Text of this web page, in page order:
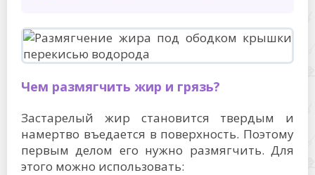
Чем размягчить жир и грязь?
Застарелый жир становится твердым и
намертво въедается в поверхность. Поэтому
первым делом его нужно размягчить. Для
этого можно использовать: